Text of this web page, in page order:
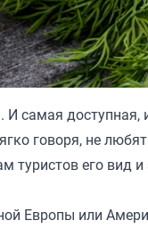
самая доступная,
говоря, не
туристов его вид
Европы или